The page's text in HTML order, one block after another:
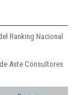
Ranking Nacional
Aste Consultores